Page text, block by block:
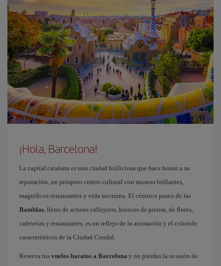
¡Hola, Barcelona!
La capital catalana es una ciudad bulliciosa que hace honor a su
reputación, un próspero centro cultural con museos brillantes,
magníficos restaurantes y vida nocturna. El céntrico paseo de las
Ramblas, lleno de actores callejeros, kioscos de prensa, de flores,
cafeterías y restaurantes, es un reflejo de la animación y el colorido
característicos de la Ciudad Condal.
Reserva tus vuelos baratos a Barcelona y no pierdas la ocasión de